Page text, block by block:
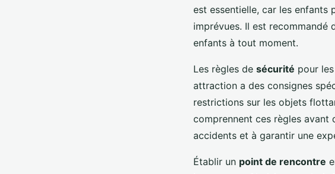
est essentielle, car les enfants
imprévues. Il est recommandé
enfants à tout moment.
Les règles de sécurité pour
attraction a des consignes
restrictions sur les objets
comprennent ces règles avant
accidents et à garantir une
Établir un point de rencontre